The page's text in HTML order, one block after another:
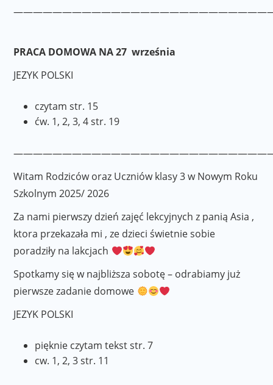
PRACA DOMOWA NA 27 września
JEZYK POLSKI
czytam str. 15
ćw. 1, 2, 3, 4 str. 19
Witam Rodziców oraz Uczniów klasy 3 w Nowym Roku
Szkolnym 2025/ 2026
Za nami pierwszy dzień zajęć lekcyjnych z panią Asia ,
ktora przekazała mi , ze dzieci świetnie sobie
poradziły na lakcjach
Spotkamy się w najbliższa sobotę – odrabiamy już
pierwsze zadanie domowe
JEZYK POLSKI
pięknie czytam tekst str. 7
cw. 1, 2, 3 str. 11